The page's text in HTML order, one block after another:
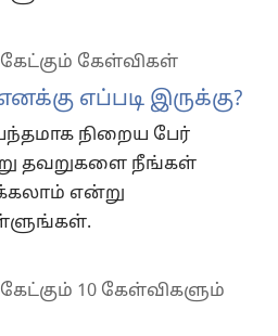
கேள்விகள்
எப்படி இருக்கு?
நிறைய பேர்
தவறுகளை நீங்கள்
என்று
10 கேள்விகளும்